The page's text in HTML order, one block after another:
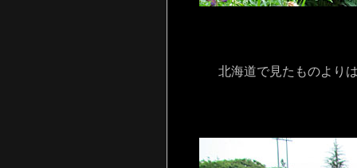
北海道で見たものより